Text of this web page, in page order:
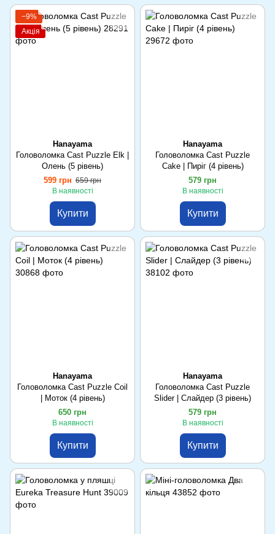
−9%
Акція
Hanayama
Головоломка Cast Puzzle Elk |
Олень (5 рівень)
599 грн 659 грн
В наявності
Купити
Hanayama
Головоломка Cast Puzzle
Cake | Пиріг (4 рівень)
579 грн
В наявності
Купити
Hanayama
Головоломка Cast Puzzle Coil
| Моток (4 рівень)
650 грн
В наявності
Купити
Hanayama
Головоломка Cast Puzzle
Slider | Слайдер (3 рівень)
579 грн
В наявності
Купити